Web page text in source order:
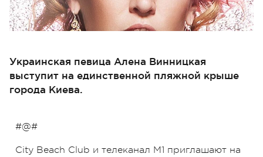
Украинская певица Алена Винницкая
выступит на единственной пляжной крыше
города Киева.
#@#
City Beach Club и телеканал М1 приглашают на